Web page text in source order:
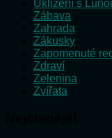
Uklízení s
Zábava
Zahrada
Zákusky
Zapomenuté
Zdraví
Zelenina
Zvířata